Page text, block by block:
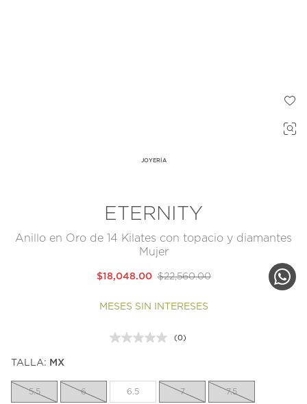
JOYERÍA
ETERNITY
Anillo en Oro de 14 Kilates con topacio y diamantes
Mujer
$22,560.00
$18,048.00
MESES SIN INTERESES
Sin
la
misma
(0)
TALLA: MX
5.5 6 6.5 7 7.5